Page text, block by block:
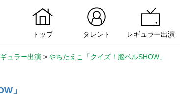
トップ タレント レギュラー出演
ュラー出演 > やちたえこ「クイズ！脳ベルSHOW」
」